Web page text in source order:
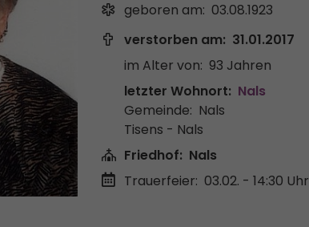
geboren am: 03.08.1923
verstorben am: 31.01.2017
im Alter von: 93 Jahren
letzter Wohnort: Nals
Gemeinde: Nals
Tisens - Nals
Friedhof: Nals
Trauerfeier: 03.02. - 14:30 Uhr